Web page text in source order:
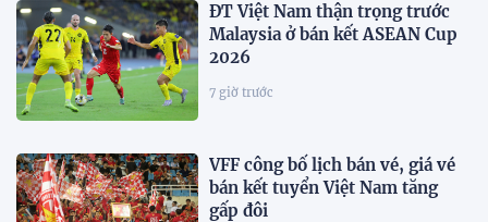
ĐT Việt Nam thận trọng trước
Malaysia ở bán kết ASEAN Cup
2026
7 giờ trước
VFF công bố lịch bán vé, giá vé
bán kết tuyển Việt Nam tăng
gấp đôi